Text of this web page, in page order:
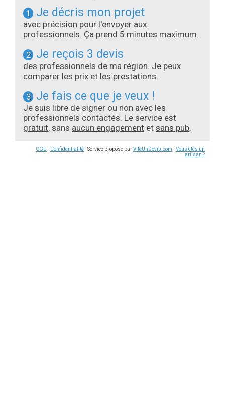
1 Je décris mon projet
avec précision pour l'envoyer aux
professionnels. Ça prend 5 minutes maximum.
2 Je reçois 3 devis
des professionnels de ma région. Je peux
comparer les prix et les prestations.
3 Je fais ce que je veux !
Je suis libre de signer ou non avec les
professionnels contactés. Le service est
gratuit, sans aucun engagement et sans pub.
CGU - Confidentialité- Service proposé parViteUnDevis.com -Vous êtes un
artisan ?